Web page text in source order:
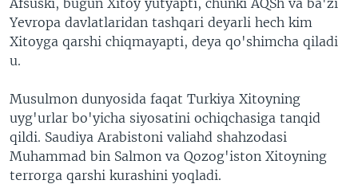
Yevropa davlatlaridan tashqari deyarli hech kim
Xitoyga qarshi chiqmayapti, deya qo'shimcha qiladi
u.
Musulmon dunyosida faqat Turkiya Xitoyning
uyg'urlar bo'yicha siyosatini ochiqchasiga tanqid
qildi. Saudiya Arabistoni valiahd shahzodasi
Muhammad bin Salmon va Qozog'iston Xitoyning
terrorga qarshi kurashini yoqladi.